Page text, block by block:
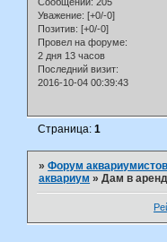
Уважение: [+0/-0]
Позитив: [+0/-0]
Провел на форуме:
2 дня 13 часов
Последний визит:
2016-10-04 00:39:43
Страница:1
»Форум
аквариум »Дам в